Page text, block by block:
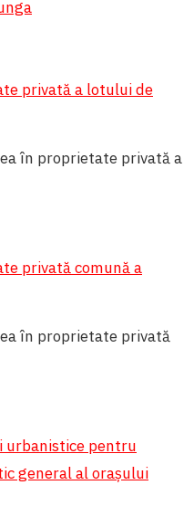
privată a lotului de
în proprietate privată a
privată comună a
în proprietate privată
urbanistice pentru
general al orașului